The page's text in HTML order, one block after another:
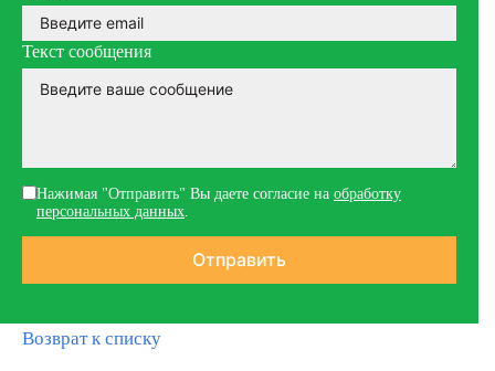
Текст сообщения
Нажимая "Отправить" Вы даете согласие на обработку
персональных данных
Возврат к списку